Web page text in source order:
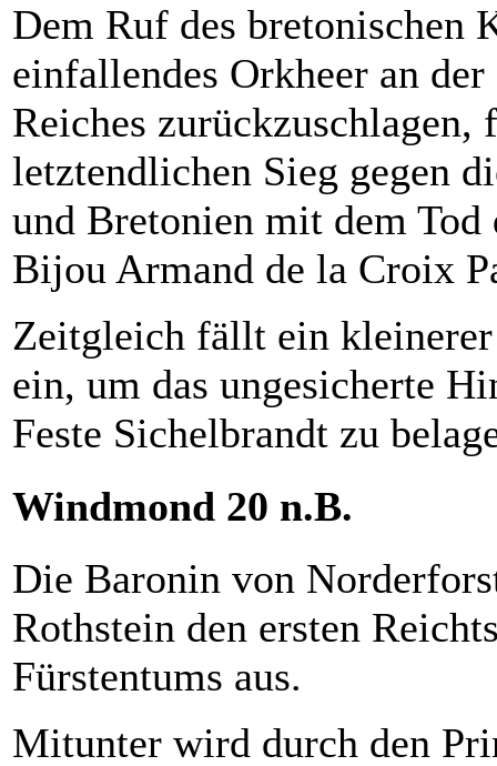
Dem Ruf des bretonischen
einfallendes Orkheer an
Reiches
letztendlichen Sieg gegen
und Bretonien mit dem Tod
Bijou Armand de la Croix
Zeitgleich fällt ein
ein, um das ungesicherte
Feste Sichelbrandt zu
Windmond 20 n.B.
Die Baronin von
Rothstein den ersten
Fürstentums aus.
Mitunter wird durch den